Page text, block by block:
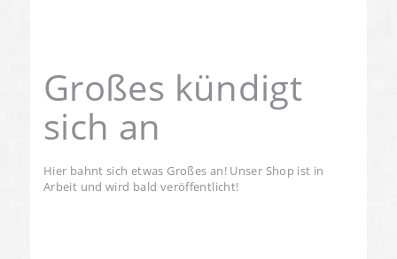
Großes kündigt
sich an
Hier bahnt sich etwas Großes an! Unser Shop ist in
Arbeit und wird bald veröffentlicht!